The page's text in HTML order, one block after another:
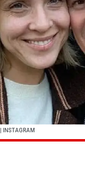
| INSTAGRAM